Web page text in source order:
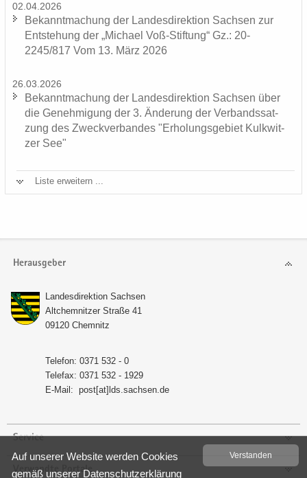
02.04.2026
Be­kannt­ma­chung der Lan­des­di­rek­ti­on Sach­sen zur
Ent­ste­hung der „Mi­cha­el Voß-​Stiftung“ Gz.: 20-
2245/817 Vom 13. März 2026
26.03.2026
Be­kannt­ma­chung der Lan­des­di­rek­ti­on Sach­sen über
die Ge­neh­mi­gung der 3. Än­de­rung der Ver­bands­sat­
zung des Zweck­ver­ban­des "Er­ho­lungs­ge­biet Kulk­wit­
zer See"
Liste er­wei­tern ...
Herausgeber
Lan­des­di­rek­ti­on Sach­sen
Alt­chem­nit­zer Stra­ße 41
09120 Chem­nitz
Te­le­fon: 0371 532 - 0
Te­le­fax: 0371 532 - 1929
E-​Mail: post[at]lds.sach­sen.de
Service
Verwandte Portale
Ver­stan­den
Auf un­se­rer Web­site wer­den Coo­kies
gemäß un­se­rer Da­ten­schutz­er­klä­rung